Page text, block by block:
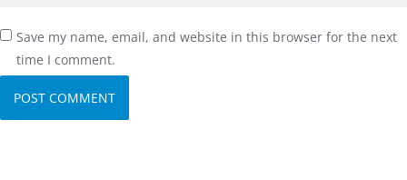
Save my name, email, and website in this browser for the next
time I comment.